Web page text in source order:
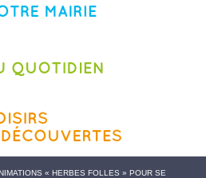
« HERBES FOLLES » POUR SE